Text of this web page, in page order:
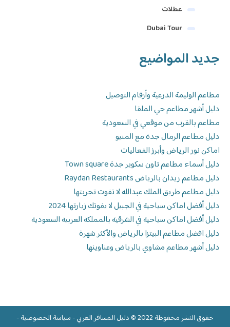
عطلات
Dubai Tour
جديد المواضيع
مطاعم الوليمة الدرعية وأرقام التوصيل
دليل أشهر مطاعم حي الملقا
مطاعم بالقرب من موقعي في السعودية
دليل مطاعم الرمال جدة مع المنيو
اماكن نور الرياض وأبرز الفعاليات
دليل أسماء مطاعم تاون سكوير جدة Town square
دليل مطاعم ريدان بالرياض Raydan Restaurants
دليل مطاعم طريق الملك عبدالله لا تفوت تجربتها
دليل أفضل اماكن سياحية في الجبيل لا يفوتك زيارتها 2024
دليل أفضل اماكن سياحية في الشرقية بالمملكة العربية السعودية
دليل افضل مطاعم البيتزا بالرياض والأكثر شهرة
دليل أشهر مطاعم مشاوي بالرياض وعناوينها
حقوق النشر محفوظة 2022 © دليل المسافر العربي-سياسة الخصوصية-